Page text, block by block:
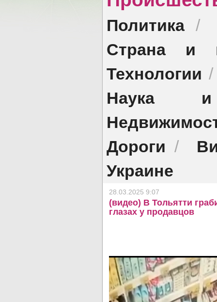
Политика/
Страна и
Технологии
Наука и
Дороги /
Украине
28.03.2025 9:07
(видео) В Тольятти
глазах у продавцов